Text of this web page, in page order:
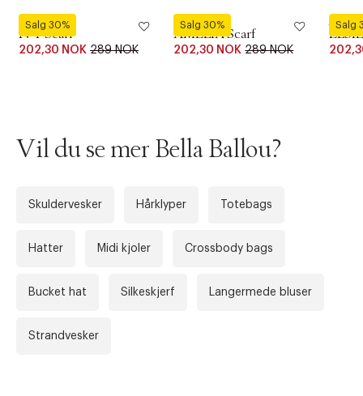
Salg 30%
Bella Ballou
IVY Scarf
202,30 NOK 289 NOK
Salg 30%
Bella Ballou
AMELIA Scarf
202,30 NOK 289 NOK
Salg
Bella
Vil du se mer Bella Ballou?
Skuldervesker Hårklyper Totebags
Hatter Midi kjoler Crossbody bags
Bucket hat Silkeskjerf Langermede bluser
Strandvesker